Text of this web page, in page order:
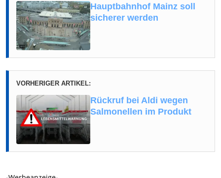
Hauptbahnhof Mainz soll
sicherer werden
VORHERIGER ARTIKEL:
Rückruf bei Aldi wegen
Salmonellen im Produkt